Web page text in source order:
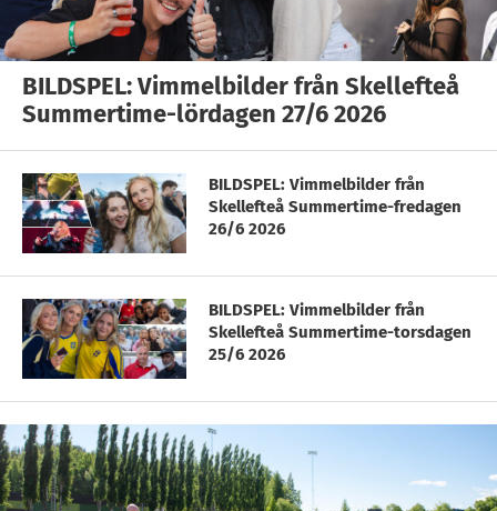
BILDSPEL: Vimmelbilder från Skellefteå
Summertime-lördagen 27/6 2026
BILDSPEL: Vimmelbilder från
Skellefteå Summertime-fredagen
26/6 2026
BILDSPEL: Vimmelbilder från
Skellefteå Summertime-torsdagen
25/6 2026